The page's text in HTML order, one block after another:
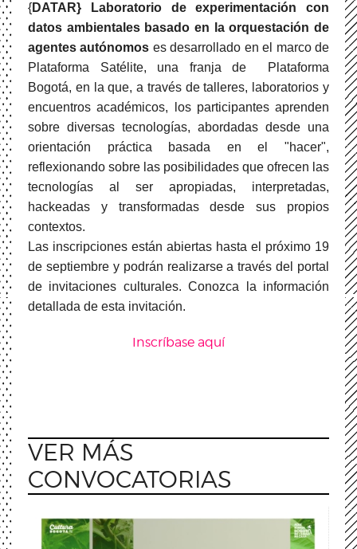
{DATAR} Laboratorio de experimentación con
datos ambientales basado en la orquestación de
agentes autónomos es desarrollado en el marco de
Plataforma Satélite, una franja de Plataforma
Bogotá, en la que, a través de talleres, laboratorios y
encuentros académicos, los participantes aprenden
sobre diversas tecnologías, abordadas desde una
orientación práctica basada en el "hacer",
reflexionando sobre las posibilidades que ofrecen las
tecnologías al ser apropiadas, interpretadas,
hackeadas y transformadas desde sus propios
contextos.
Las inscripciones están abiertas hasta el próximo 19
de septiembre y podrán realizarse a través del portal
de invitaciones culturales. Conozca la información
detallada de esta invitación.
Inscríbase aquí
VER MÁS
CONVOCATORIAS